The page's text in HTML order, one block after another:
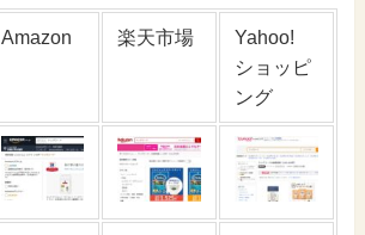
Amazon 楽天市場
Yahoo!
ショッピ
ング